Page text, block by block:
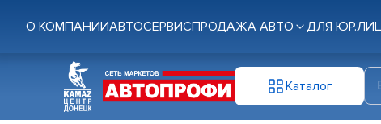
О КОМПАНИИАВТОСЕРВИСПРОДАЖА АВТО ДЛЯ
Каталог